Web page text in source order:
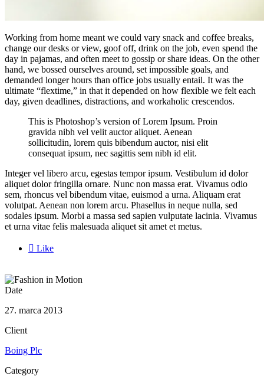
Working from home meant we could vary snack and coffee breaks,
change our desks or view, goof off, drink on the job, even spend the
day in pajamas, and often meet to gossip or share ideas. On the other
hand, we bossed ourselves around, set impossible goals, and
demanded longer hours than office jobs usually entail. It was the
ultimate “flextime,” in that it depended on how flexible we felt each
day, given deadlines, distractions, and workaholic crescendos.
This is Photoshop’s version of Lorem Ipsum. Proin
gravida nibh vel velit auctor aliquet. Aenean
sollicitudin, lorem quis bibendum auctor, nisi elit
consequat ipsum, nec sagittis sem nibh id elit.
Integer vel libero arcu, egestas tempor ipsum. Vestibulum id dolor
aliquet dolor fringilla ornare. Nunc non massa erat. Vivamus odio
sem, rhoncus vel bibendum vitae, euismod a urna. Aliquam erat
volutpat. Aenean non lorem arcu. Phasellus in neque nulla, sed
sodales ipsum. Morbi a massa sed sapien vulputate lacinia. Vivamus
et urna vitae felis malesuada aliquet sit amet et metus.
 Like
Date
27. marca 2013
Client
Boing Plc
Category